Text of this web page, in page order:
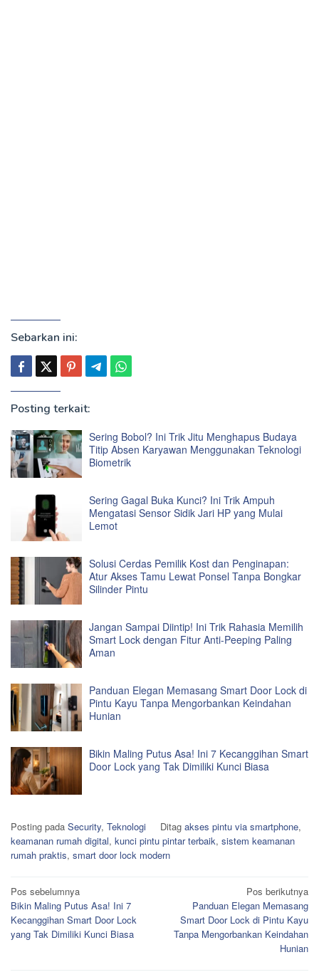
Sebarkan ini:
Posting terkait:
Sering Bobol? Ini Trik Jitu Menghapus Budaya
Titip Absen Karyawan Menggunakan Teknologi
Biometrik
Sering Gagal Buka Kunci? Ini Trik Ampuh
Mengatasi Sensor Sidik Jari HP yang Mulai
Lemot
Solusi Cerdas Pemilik Kost dan Penginapan:
Atur Akses Tamu Lewat Ponsel Tanpa Bongkar
Silinder Pintu
Jangan Sampai Diintip! Ini Trik Rahasia Memilih
Smart Lock dengan Fitur Anti-Peeping Paling
Aman
Panduan Elegan Memasang Smart Door Lock di
Pintu Kayu Tanpa Mengorbankan Keindahan
Hunian
Bikin Maling Putus Asa! Ini 7 Kecanggihan Smart
Door Lock yang Tak Dimiliki Kunci Biasa
Posting pada Security, Teknologi Ditag akses pintu via smartphone,
keamanan rumah digital, kunci pintu pintar terbaik, sistem keamanan
rumah praktis, smart door lock modern
Navigasi
pos
Pos sebelumnya
Bikin Maling Putus Asa! Ini 7
Kecanggihan Smart Door Lock
yang Tak Dimiliki Kunci Biasa
Pos berikutnya
Panduan Elegan Memasang
Smart Door Lock di Pintu Kayu
Tanpa Mengorbankan Keindahan
Hunian